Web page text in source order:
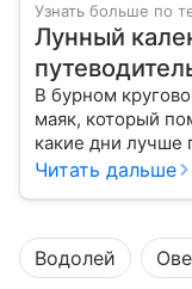
Узнать больше по
Лунный
В бурном
маяк, который
какие дни лучше
когда стоит
Читать дальше
Водолей